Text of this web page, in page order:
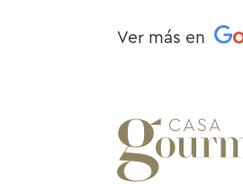
Ver más en